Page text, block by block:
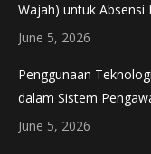
Wajah) untuk Absensi
June 5, 2026
Penggunaan
dalam Sistem
June 5, 2026